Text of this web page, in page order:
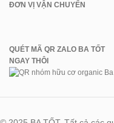
ĐƠN VỊ VẬN CHUYỂN
QUÉT MÃ QR ZALO BA TỐT
NGAY THÔI